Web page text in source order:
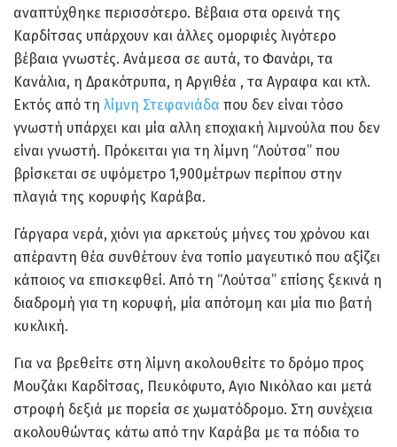
αναπτύχθηκε περισσότερο. Βέβαια στα ορεινά της
Καρδίτσας υπάρχουν και άλλες ομορφιές λιγότερο
βέβαια γνωστές. Ανάμεσα σε αυτά, το Φανάρι, τα
Κανάλια, η Δρακότρυπα, η Αργιθέα , τα Αγραφα και κτλ.
Εκτός από τη λίμνη Στεφανιάδα που δεν είναι τόσο
γνωστή υπάρχει και μία αλλη εποχιακή λιμνούλα που δεν
είναι γνωστή. Πρόκειται για τη λίμνη “Λούτσα” που
βρίσκεται σε υψόμετρο 1,900μέτρων περίπου στην
πλαγιά της κορυφής Καράβα.
Γάργαρα νερά, χιόνι για αρκετούς μήνες του χρόνου και
απέραντη θέα συνθέτουν ένα τοπίο μαγευτικό που αξίζει
κάποιος να επισκεφθεί. Από τη “Λούτσα” επίσης ξεκινά η
διαδρομή για τη κορυφή, μία απότομη και μία πιο βατή
κυκλική.
Για να βρεθείτε στη λίμνη ακολουθείτε το δρόμο προς
Μουζάκι Καρδίτσας, Πευκόφυτο, Αγιο Νικόλαο και μετά
στροφή δεξιά με πορεία σε χωματόδρομο. Στη συνέχεια
ακολουθώντας κάτω από την Καράβα με τα πόδια το